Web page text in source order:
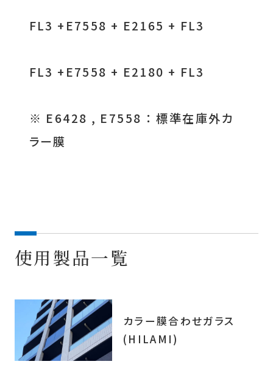
FL3 +E7558 + E2165 + FL3
FL3 +E7558 + E2180 + FL3
※ E6428 , E7558 ： 標準在庫外カ
ラー膜
使用製品一覧
カラー膜合わせガラス
(HILAMI)